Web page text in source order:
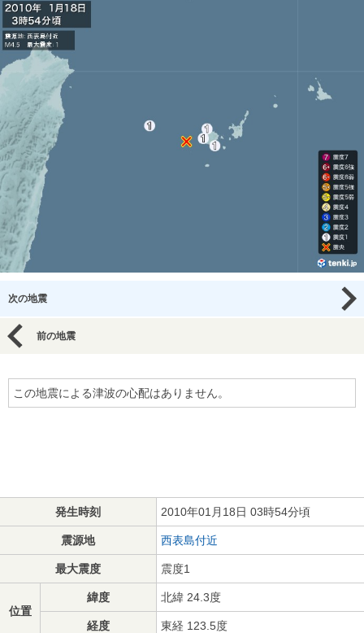
次の地震
前の地震
この地震による津波の心配はありません。
発生時刻 2010年01月18日 03時54分頃
震源地 西表島付近
最大震度 震度1
位置
緯度 北緯 24.3度
経度 東経 123.5度